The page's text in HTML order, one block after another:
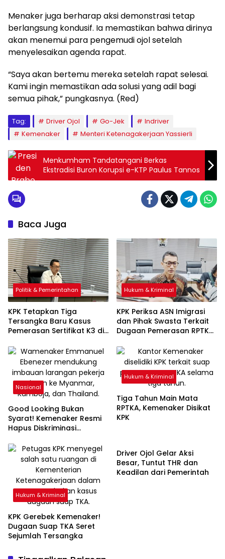
Menaker juga berharap aksi demonstrasi tetap
berlangsung kondusif. Ia memastikan bahwa dirinya
akan menemui para pengemudi ojol setelah
menyelesaikan agenda rapat.
“Saya akan bertemu mereka setelah rapat selesai.
Kami ingin memastikan ada solusi yang adil bagi
semua pihak,” pungkasnya. (Red)
Tag: Driver Ojol Go-Jek
Indriver
Kemenaker
Menteri Ketenagakerjaan Yassierli
Menkumham Tandatangani Berkas
Ekstradisi Buron Korupsi e-KTP Paulus Tannos
Baca Juga
Politik & Pemerintahan
KPK Tetapkan Tiga
Tersangka Baru Kasus
Pemerasan Sertifikat K3 di
Kepala Biro Humas Ikut
Terseret
Hukum & Kriminal
KPK Periksa ASN Imigrasi
dan Pihak Swasta Terkait
Dugaan Pemerasan RPTKA
Nasional
Good Looking Bukan
Syarat! Kemenaker Resmi
Hapus Diskriminasi
Hukum & Kriminal
Tiga Tahun Main Mata
RPTKA, Kemenaker Disikat
KPK
Hukum & Kriminal
KPK Gerebek Kemenaker!
Dugaan Suap TKA Seret
Sejumlah Tersangka
Driver Ojol Gelar Aksi
Besar, Tuntut THR dan
Keadilan dari Pemerintah